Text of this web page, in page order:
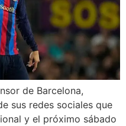
de Barcelona,
sus redes sociales que
y el próximo sábado